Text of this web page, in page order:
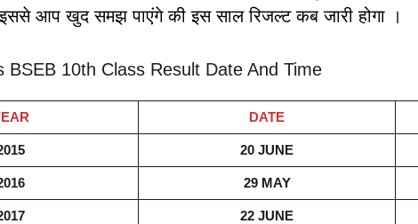
इससे आप खुद समझ पाएंगे की इस साल रिजल्ट कब जारी होगा ।
BSEB 10th Class Result Date And Time
DATE
20 JUNE
29 MAY
22 JUNE